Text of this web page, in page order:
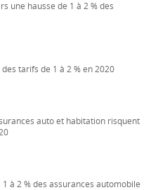
une hausse de 1 à 2 % des
tarifs de 1 à 2 % en 2020
auto et habitation risquent
à 2 % des assurances automobile